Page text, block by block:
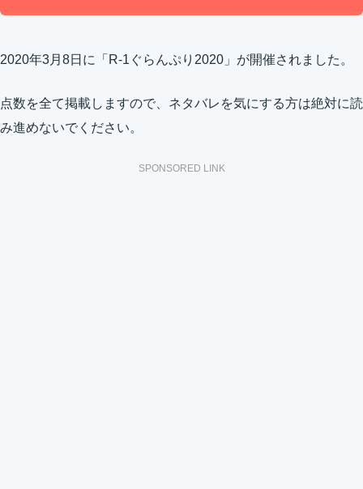
2020年3月8日に「R-1ぐらんぷり2020」が開催されました。
点数を全て掲載しますので、ネタバレを気にする方は絶対に読
み進めないでください。
SPONSORED LINK